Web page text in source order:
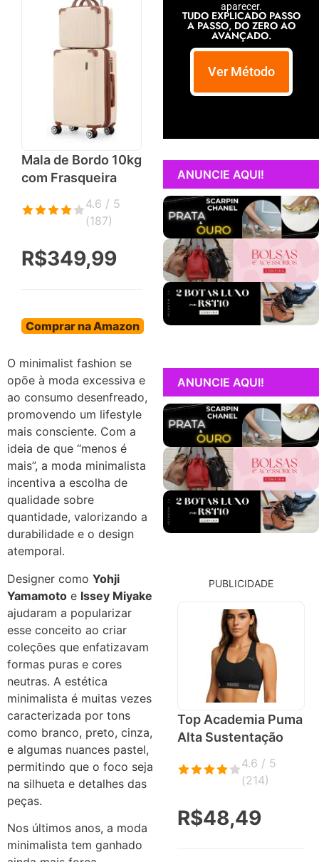
Mala de Bordo 10kg
com Frasqueira
4.6 / 5
(187)
R$349,99
Comprar na Amazon
O minimalist fashion se
opõe à moda excessiva e
ao consumo desenfreado,
promovendo um lifestyle
mais consciente. Com a
ideia de que “menos é
mais”, a moda minimalista
incentiva a escolha de
qualidade sobre
quantidade, valorizando a
durabilidade e o design
atemporal.
Designer como Yohji
Yamamoto e Issey Miyake
ajudaram a popularizar
esse conceito ao criar
coleções que enfatizavam
formas puras e cores
neutras. A estética
minimalista é muitas vezes
caracterizada por tons
como branco, preto, cinza,
e algumas nuances pastel,
permitindo que o foco seja
na silhueta e detalhes das
peças.
Nos últimos anos, a moda
minimalista tem ganhado
aparecer.
TUDO EXPLICADO PASSO
A PASSO, DO ZERO AO
AVANÇADO.
Ver Método
ANUNCIE AQUI!
ANUNCIE AQUI!
PUBLICIDADE
Top Academia Puma
Alta Sustentação
4.6 / 5
(214)
R$48,49